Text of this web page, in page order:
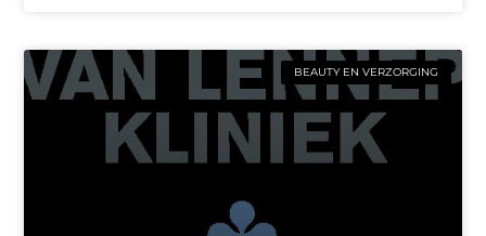
BEAUTY EN VERZORGING